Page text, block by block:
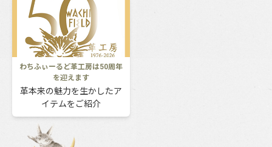
わちふぃーるど革工房は50周年
を迎えます
革本来の魅力を生かしたア
イテムをご紹介